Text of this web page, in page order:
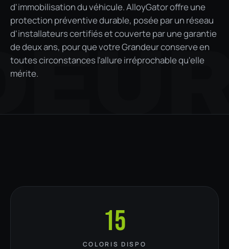
d'immobilisation du véhicule. AlloyGator offre une
protection préventive durable, posée par un réseau
d'installateurs certifiés et couverte par une garantie
de deux ans, pour que votre Grandeur conserve en
toutes circonstances l'allure irréprochable qu'elle
mérite.
15
COLORIS DISPO